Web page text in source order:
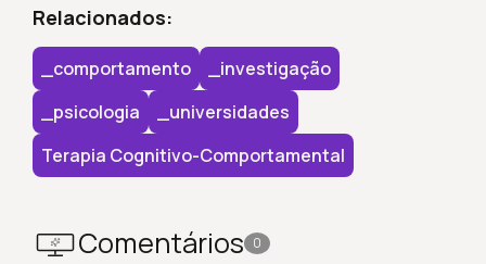
Relacionados:
_comportamento
_investigação
_psicologia
_universidades
Terapia Cognitivo-Comportamental
Comentários 0